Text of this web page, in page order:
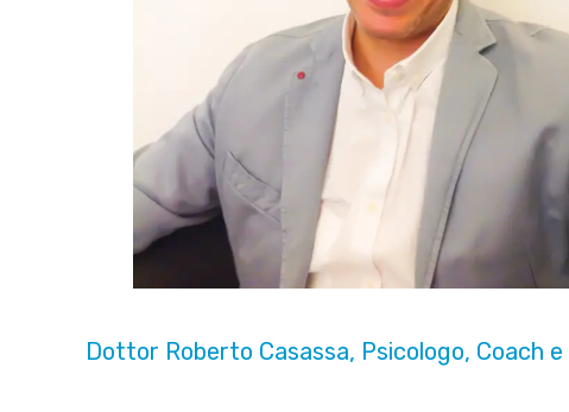
Dottor Roberto Casassa, Psicologo, Coach